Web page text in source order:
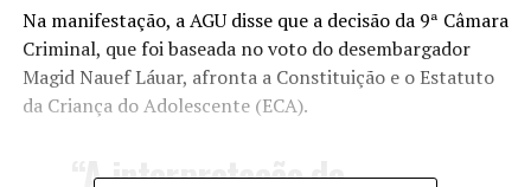
Na manifestação, a AGU disse que a decisão da 9ª Câmara
Criminal, que foi baseada no voto do desembargador
Magid Nauef Láuar, afronta a Constituição e o Estatuto
da Criança do Adolescente (ECA).
“A interpretação de